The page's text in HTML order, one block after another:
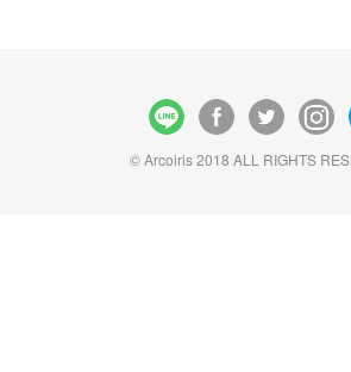
© Arcoiris 2018 ALL RIGHTS